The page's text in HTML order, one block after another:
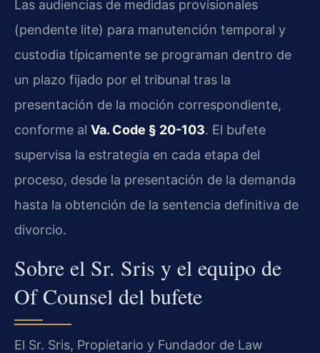
Las audiencias de medidas provisionales
(pendente lite) para manutención temporal y
custodia típicamente se programan dentro de
un plazo fijado por el tribunal tras la
presentación de la moción correspondiente,
conforme al Va. Code § 20-103. El bufete
supervisa la estrategia en cada etapa del
proceso, desde la presentación de la demanda
hasta la obtención de la sentencia definitiva de
divorcio.
Sobre el Sr. Sris y el equipo de
Of Counsel del bufete
El Sr. Sris, Propietario y Fundador de Law